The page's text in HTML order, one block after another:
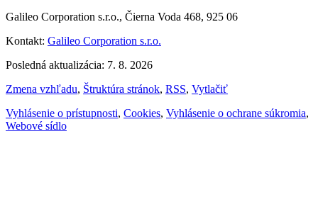
Galileo Corporation s.r.o., Čierna Voda 468, 925 06
Kontakt: Galileo Corporation s.r.o.
Posledná aktualizácia: 7. 8. 2026
Zmena vzhľadu, Štruktúra stránok, RSS, Vytlačiť
Vyhlásenie o prístupnosti, Cookies, Vyhlásenie o ochrane súkromia,
Webové sídlo